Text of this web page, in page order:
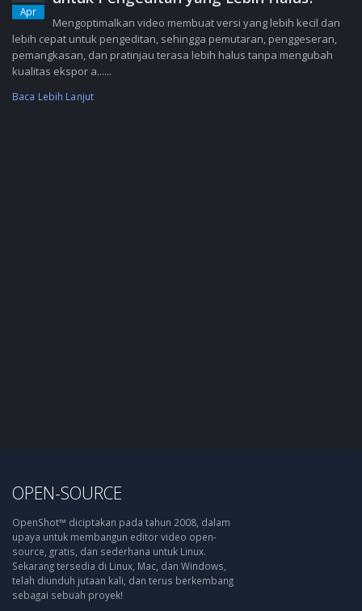
Apr
Mengoptimalkan video membuat versi yang lebih kecil dan
lebih cepat untuk pengeditan, sehingga pemutaran, penggeseran,
pemangkasan, dan pratinjau terasa lebih halus tanpa mengubah
kualitas ekspor a......
Baca Lebih Lanjut
OPEN-SOURCE
OpenShot™ diciptakan pada tahun 2008, dalam
upaya untuk membangun editor video open-
source, gratis, dan sederhana untuk Linux.
Sekarang tersedia di Linux, Mac, dan Windows,
telah diunduh jutaan kali, dan terus berkembang
sebagai sebuah proyek!